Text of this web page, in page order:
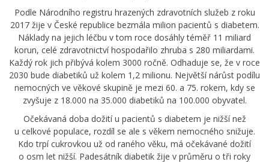
Podle Národního registru hrazených zdravotních služeb z roku
2017 žije v České republice bezmála milion pacientů s diabetem.
Náklady na jejich léčbu v tom roce dosáhly téměř 11 miliard
korun, celé zdravotnictví hospodařilo zhruba s 280 miliardami.
Každý rok jich přibývá kolem 3000 ročně. Odhaduje se, že v roce
2030 bude diabetiků už kolem 1,2 milionu. Největší nárůst podílu
nemocných ve věkové skupině je mezi 60. a 75. rokem, kdy se
zvyšuje z 18.000 na 35.000 diabetiků na 100.000 obyvatel.
Očekávaná doba dožití u pacientů s diabetem je nižší než
u celkové populace, rozdíl se ale s věkem nemocného snižuje.
Kdo trpí cukrovkou už od raného věku, má očekávané dožití
o osm let nižší. Padesátník diabetik žije v průměru o tři roky